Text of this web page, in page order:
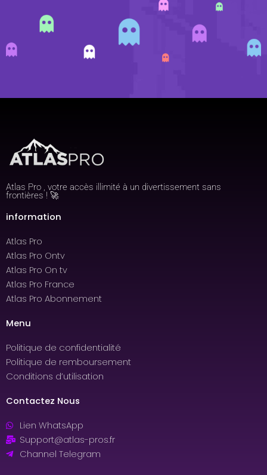
Atlas Pro , votre accès illimité à un divertissement sans
frontières ! 🚀
information
Atlas Pro
Atlas Pro Ontv
Atlas Pro On tv
Atlas Pro France
Atlas Pro Abonnement
Menu
Politique de confidentialité
Politique de remboursement
Conditions d’utilisation
Contactez Nous
Lien WhatsApp
Support@atlas-pros.fr
Channel Telegram